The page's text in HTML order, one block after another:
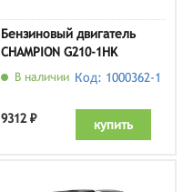
Бензиновый двигатель
CHAMPION G210-1HK
В наличии Код: 1000362-1
9312 ₽ купить